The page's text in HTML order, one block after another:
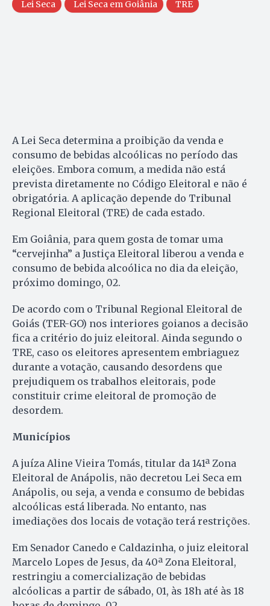
Lei Seca Lei Seca em Goiânia TRE
A Lei Seca determina a proibição da venda e
consumo de bebidas alcoólicas no período das
eleições. Embora comum, a medida não está
prevista diretamente no Código Eleitoral e não é
obrigatória. A aplicação depende do Tribunal
Regional Eleitoral (TRE) de cada estado.
Em Goiânia, para quem gosta de tomar uma
“cervejinha” a Justiça Eleitoral liberou a venda e
consumo de bebida alcoólica no dia da eleição,
próximo domingo, 02.
De acordo com o Tribunal Regional Eleitoral de
Goiás (TER-GO) nos interiores goianos a decisão
fica a critério do juiz eleitoral. Ainda segundo o
TRE, caso os eleitores apresentem embriaguez
durante a votação, causando desordens que
prejudiquem os trabalhos eleitorais, pode
constituir crime eleitoral de promoção de
desordem.
Municípios
A juíza Aline Vieira Tomás, titular da 141ª Zona
Eleitoral de Anápolis, não decretou Lei Seca em
Anápolis, ou seja, a venda e consumo de bebidas
alcoólicas está liberada. No entanto, nas
imediações dos locais de votação terá restrições.
Em Senador Canedo e Caldazinha, o juiz eleitoral
Marcelo Lopes de Jesus, da 40ª Zona Eleitoral,
restringiu a comercialização de bebidas
alcóolicas a partir de sábado, 01, às 18h até às 18